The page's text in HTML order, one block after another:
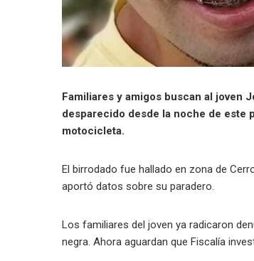
Familiares y amigos buscan al joven
desparecido desde la noche de este
motocicleta.
El birrodado fue hallado en zona de
aportó datos sobre su paradero.
Los familiares del joven ya radicaron
negra. Ahora aguardan que Fiscalía